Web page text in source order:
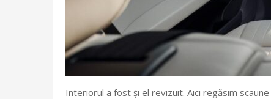
Interiorul a fost și el revizuit. Aici regăsim